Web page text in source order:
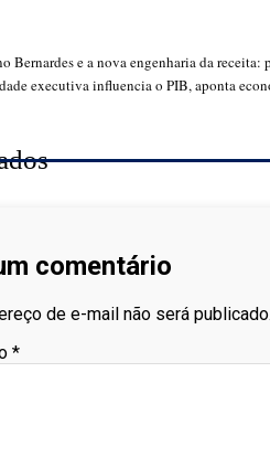
Bernardes e a nova engenharia da receita:
executiva influencia o PIB, aponta
comentário
de e-mail não será publicado.
*